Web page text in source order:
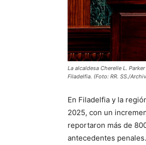
La alcaldesa Cherelle L.
Filadelfia. (Foto: RR. SS./
En Filadelfia y la
2025, con un
reportaron más de
antecedentes